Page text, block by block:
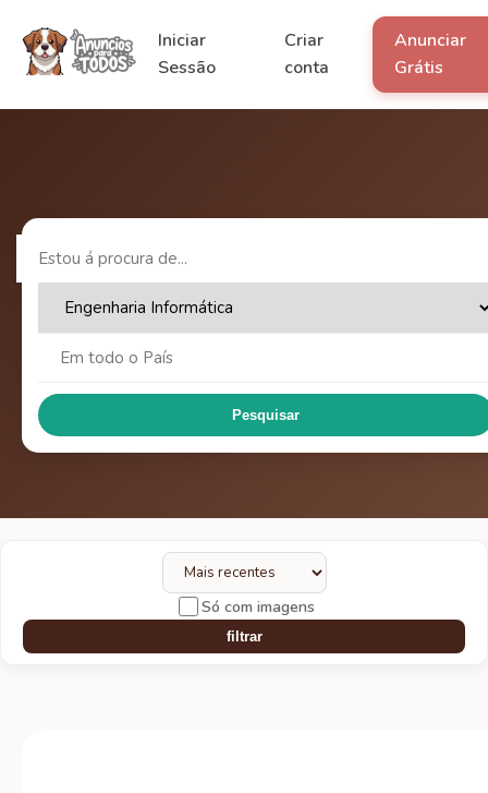
Iniciar
Sessão
Criar
conta
Anunciar
Grátis
Pesquisar
Só com imagens
filtrar